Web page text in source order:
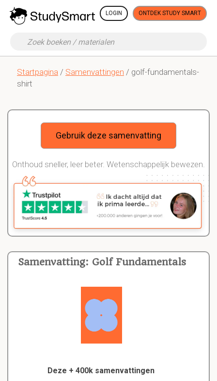
LOGIN ONTDEK STUDY SMART
Startpagina / Samenvattingen / golf-fundamentals-
shirt
Samenvatting: Golf Fundamentals
Deze + 400k samenvattingen
Gebruik deze samenvatting
Onthoud sneller, leer beter. Wetenschappelijk bewezen.